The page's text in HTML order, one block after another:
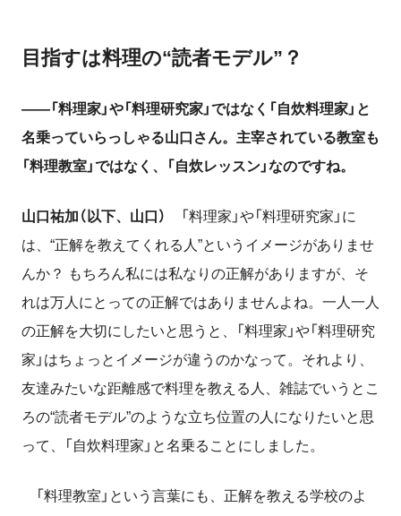
目指すは料理の“読者モデル”？
――「料理家」や「料理研究家」ではなく「自炊料理家」と
名乗っていらっしゃる山口さん。主宰されている教室も
「料理教室」ではなく、「自炊レッスン」なのですね。
山口祐加（以下、山口）
「料理家」や「料理研究家」に
は、“正解を教えてくれる人”というイメージがありませ
んか？ もちろん私には私なりの正解がありますが、そ
れは万人にとっての正解ではありませんよね。一人一人
の正解を大切にしたいと思うと、「料理家」や「料理研究
家」はちょっとイメージが違うのかなって。 それより
友達みたいな距離感で料理を教える人、雑誌でいうとこ
ろの“読者モデル”のような立ち位置の人になりたいと思
って、「自炊料理家」と名乗ることにしました。
「料理教室」という言葉にも、正解を教える学校のよ